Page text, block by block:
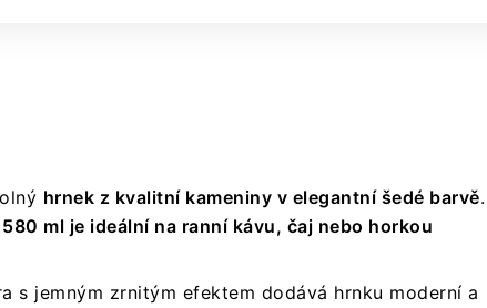
hrnek z kvalitní kameniny v elegantní šedé barvě.
ml je ideální na ranní kávu, čaj nebo horkou
s jemným zrnitým efektem dodává hrnku moderní a